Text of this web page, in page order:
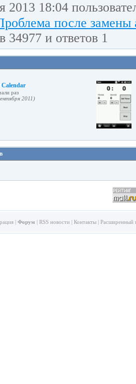
2013 18:04
после
34977 и ответов 1
раз
2011)
| Форум | RSS новости| Контакты| Расширенный